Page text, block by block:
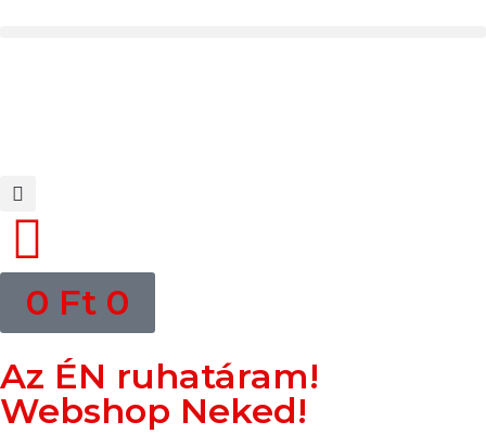
0 Ft 0
Az ÉN ruhatáram!
Webshop Neked!